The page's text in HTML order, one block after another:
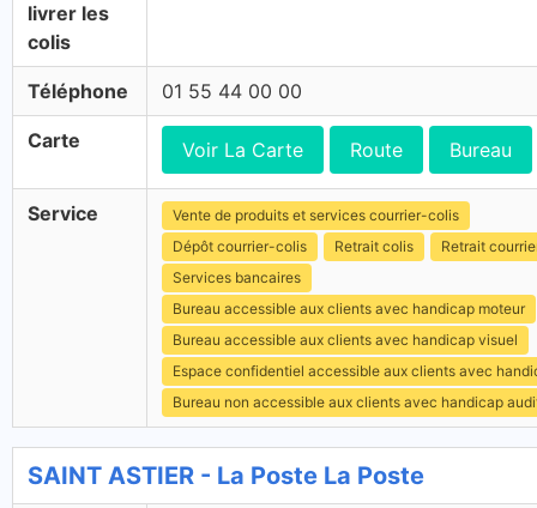
livrer les
colis
Téléphone 01 55 44 00 00
Carte Voir La Carte Route Bureau
Service
Vente de produits et services courrier-colis
Dépôt courrier-colis
Retrait colis
Retrait
Services bancaires
Bureau accessible aux clients avec handicap moteur
Bureau accessible aux clients avec handicap visuel
Espace confidentiel accessible aux clients avec
Bureau non accessible aux clients avec handicap
SAINT ASTIER - La Poste La Poste